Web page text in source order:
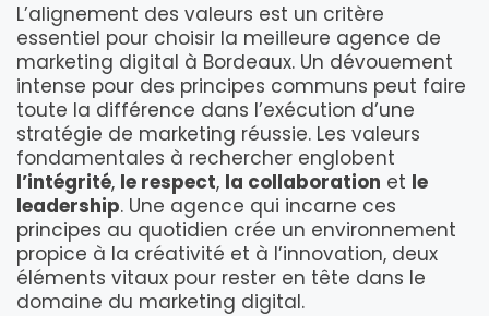
L’alignement des valeurs est un critère
essentiel pour choisir la meilleure agence de
marketing digital à Bordeaux. Un dévouement
intense pour des principes communs peut faire
toute la différence dans l’exécution d’une
stratégie de marketing réussie. Les valeurs
fondamentales à rechercher englobent
l’intégrité, le respect, la collaboration et le
leadership. Une agence qui incarne ces
principes au quotidien crée un environnement
propice à la créativité et à l’innovation, deux
éléments vitaux pour rester en tête dans le
domaine du marketing digital.